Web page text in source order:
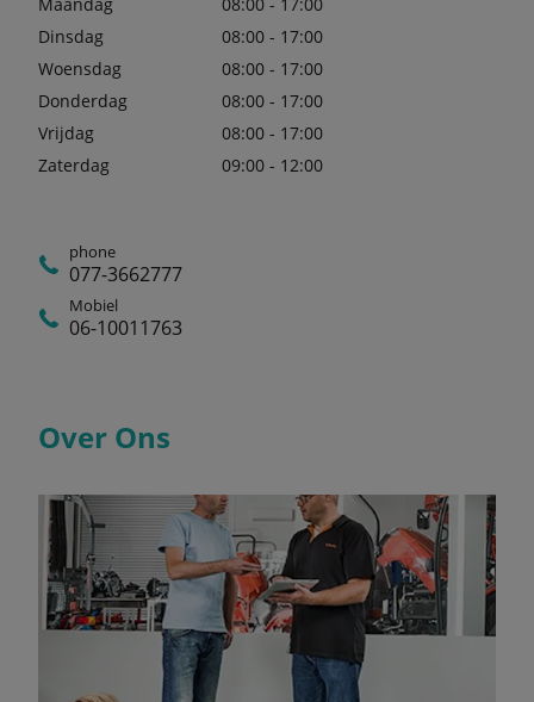
Dinsdag
08:00 - 17:00
Woensdag
08:00 - 17:00
Donderdag
08:00 - 17:00
Vrijdag
08:00 - 17:00
Zaterdag
09:00 - 12:00
phone
077-3662777
Mobiel
06-10011763
Over Ons